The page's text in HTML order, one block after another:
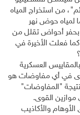
من استخراج المياه
لمياه حوض نهر
بحفر أحواض تقلل من
فعلت الأخيرة في
العسكرية
في أي مفاوضات هو
"المفاوضات"
القوى.
والأكاذيب